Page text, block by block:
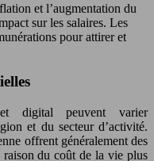
et l’augmentation du
sur les salaires. Les
pour attirer et
digital peuvent varier
et du secteur d’activité.
offrent généralement des
raison du coût de la vie plus